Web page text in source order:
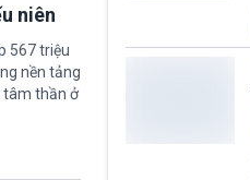
niên
567 triệu
nền tảng
tâm thần ở